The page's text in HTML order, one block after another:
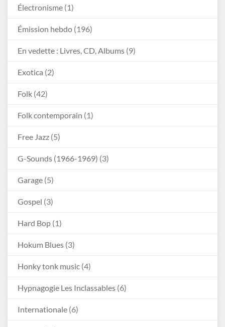
Électronisme (1)
Émission hebdo (196)
En vedette : Livres, CD, Albums (9)
Exotica (2)
Folk (42)
Folk contemporain (1)
Free Jazz (5)
G-Sounds (1966-1969) (3)
Garage (5)
Gospel (3)
Hard Bop (1)
Hokum Blues (3)
Honky tonk music (4)
Hypnagogie Les Inclassables (6)
Internationale (6)